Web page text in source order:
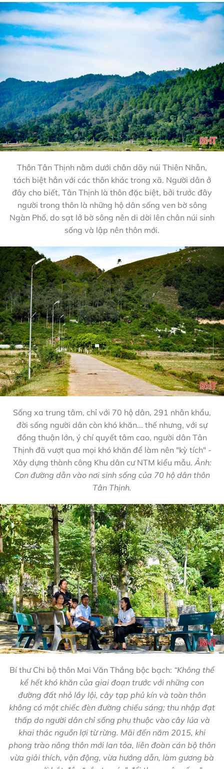
Thôn Tân Thịnh nằm dưới chân dãy núi Thiên Nhẫn,
tách biệt hẳn với các thôn khác trong xã. Người dân ở
đây cho biết, Tân Thịnh là thôn đặc biệt, bởi trước đây
người trong thôn là những hộ dân sống ven bờ sông
Ngàn Phố, do sạt lở bờ sông nên di dời lên chân núi sinh
sống và lập nên thôn mới.
Sống xa trung tâm, chỉ với 70 hộ dân, 291 nhân khẩu,
đời sống người dân còn khó khăn... thế nhưng, với sự
đồng thuận lớn, ý chí quyết tâm cao, người dân Tân
Thịnh đã vượt qua mọi khó khăn để làm nên "kỳ tích" -
Xây dựng thành công Khu dân cư NTM kiểu mẫu. Ảnh:
Con đường dẫn vào nơi sinh sống của 70 hộ dân thôn
Tân Thịnh.
Bí thư Chi bộ thôn Mai Văn Thắng bộc bạch: “Không thể
kể hết khó khăn của giai đoạn trước với những con
đường đất nhỏ lầy lội, cây tạp phủ kín và toàn thôn
không có một chiếc đèn đường chiếu sáng; thu nhập đạt
thấp do người dân chỉ sống phụ thuộc vào cây lúa và
khai thác nguồn lợi từ rừng. Mãi đến năm 2015, khi
phong trào nông thôn mới lan tỏa, liên đoàn cán bộ thôn
vừa giải thích, vận động, vừa hướng dẫn, làm gương bà